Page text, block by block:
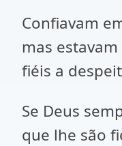
Confiavam
mas
fiéis a
Se Deus
que lhe são